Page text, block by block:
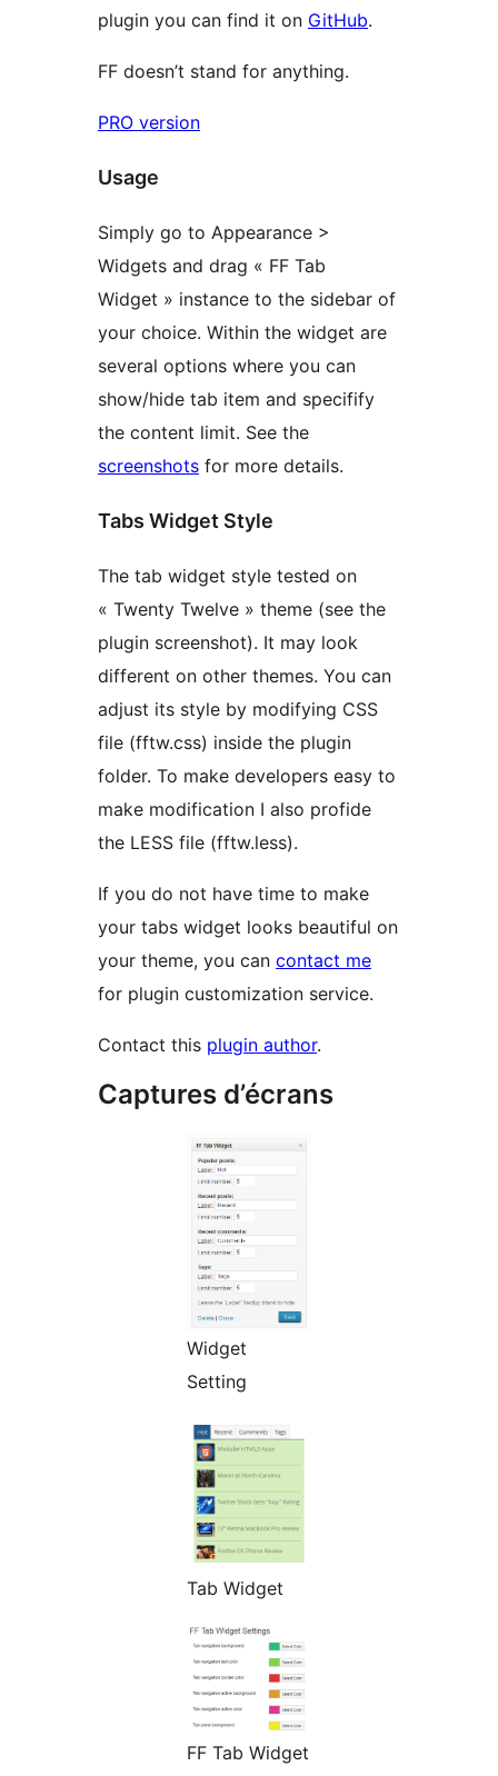
plugin you can find it on GitHub.
FF doesn’t stand for anything.
PRO version
Usage
Simply go to Appearance >
Widgets and drag « FF Tab
Widget » instance to the sidebar of
your choice. Within the widget are
several options where you can
show/hide tab item and specifify
the content limit. See the
screenshots for more details.
Tabs Widget Style
The tab widget style tested on
« Twenty Twelve » theme (see the
plugin screenshot). It may look
different on other themes. You can
adjust its style by modifying CSS
file (fftw.css) inside the plugin
folder. To make developers easy to
make modification I also profide
the LESS file (fftw.less).
If you do not have time to make
your tabs widget looks beautiful on
your theme, you can contact me
for plugin customization service.
Contact this plugin author.
Captures d’écrans
Widget
Setting
Tab Widget
FF Tab Widget